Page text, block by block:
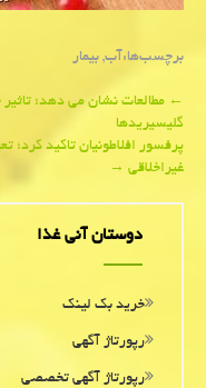
برچسب‌ها:آب,بیمار
Post
navigation
←
گلیسیریدها
پرفسور افلاطونیان تاكید
غیراخلاقی→
دوستان آنی غذا
خرید بک لینک
رپورتاژ آگهی
رپورتاژ آگهی تخصصی